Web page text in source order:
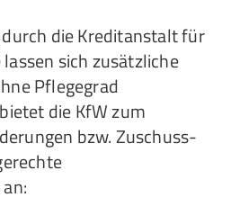
die Kreditanstalt für
sich zusätzliche
Pflegegrad
die KfW zum
bzw. Zuschuss-